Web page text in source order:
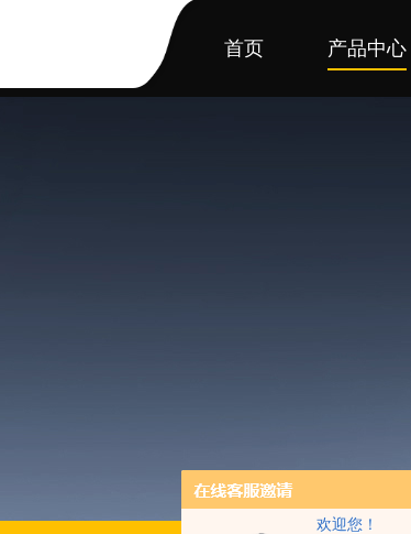
欢迎您！
首页 产品中心